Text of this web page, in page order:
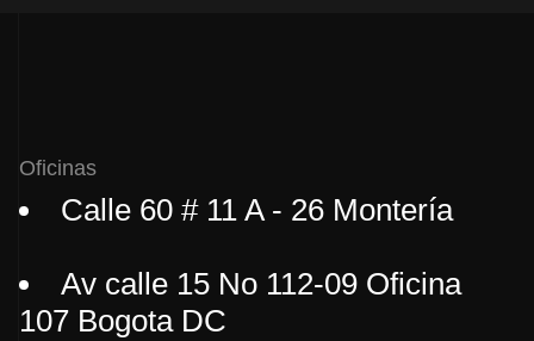
Oficinas
Calle 60 # 11 A - 26 Montería
Av calle 15 No 112-09 Oficina
107 Bogota DC